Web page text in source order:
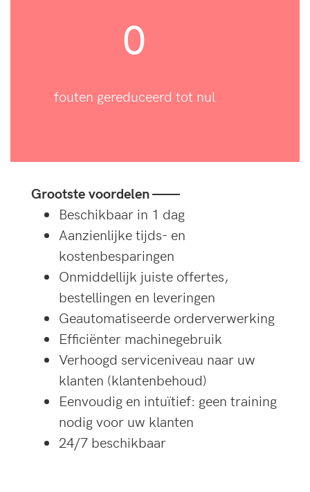
0
fouten gereduceerd tot nul
Grootste voordelen ——
Beschikbaar in 1 dag
Aanzienlijke tijds- en
kostenbesparingen
Onmiddellijk juiste offertes,
bestellingen en leveringen
Geautomatiseerde orderverwerking
Efficiënter machinegebruik
Verhoogd serviceniveau naar uw
klanten (klantenbehoud)
Eenvoudig en intuïtief: geen training
nodig voor uw klanten
24/7 beschikbaar